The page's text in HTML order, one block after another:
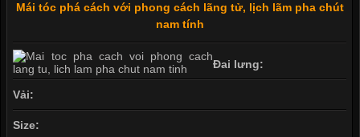
Mái tóc phá cách với phong cách lãng tử, lịch lãm pha chút
nam tính
Đai lưng:
Vải:
Size: